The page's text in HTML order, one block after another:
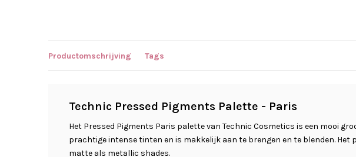
Productomschrijving Tags
Technic Pressed Pigments Palette - Paris
Het Pressed Pigments Paris palette van Technic Cosmetics is een mooi
prachtige intense tinten en is makkelijk aan te brengen en te blenden. Het
matte als metallic shades.